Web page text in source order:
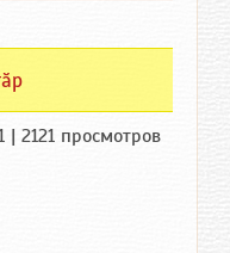
| 2121 просмотров